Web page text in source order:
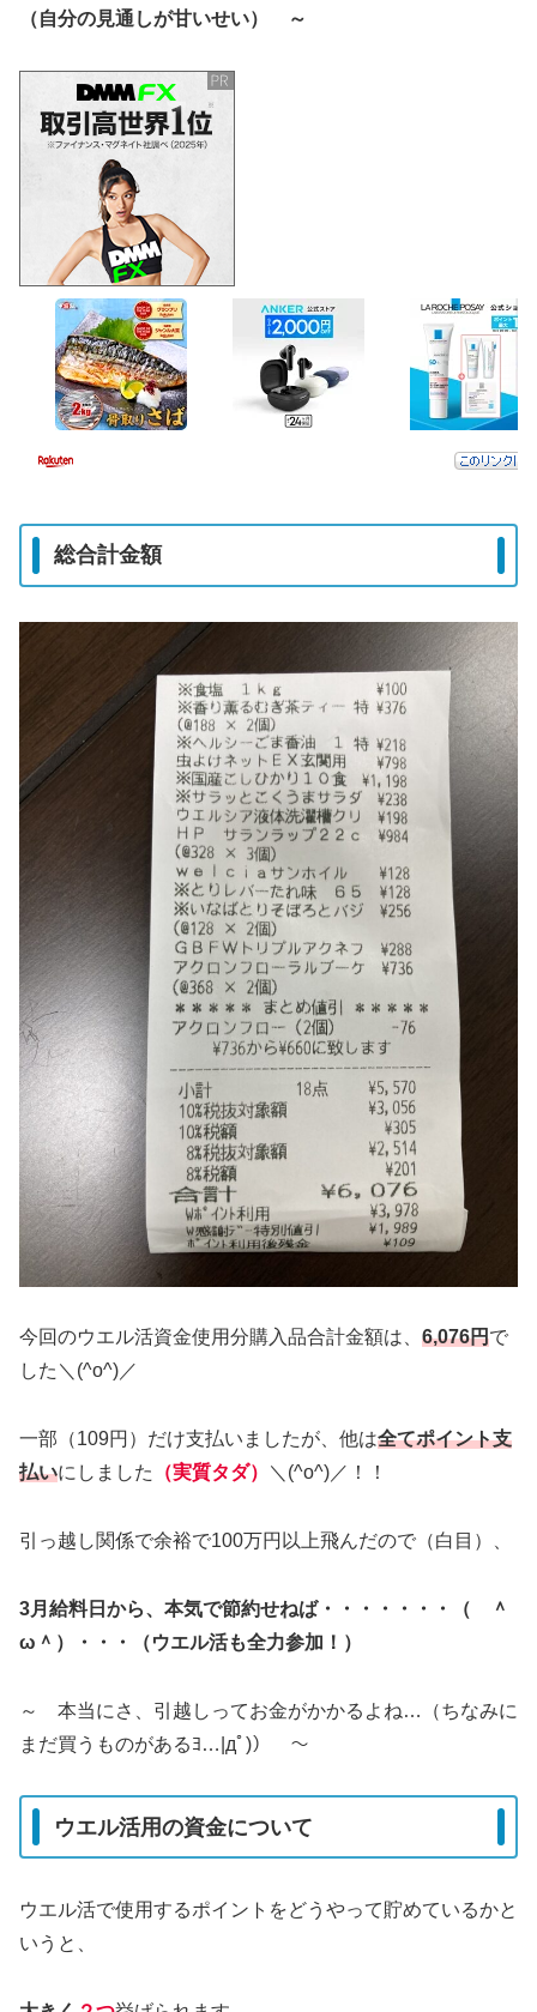
（自分の見通しが甘いせい） ～
総合計金額
今回のウエル活資金使用分購入品合計金額は、 6,076円で
した＼(^o^)／
一部（109円）だけ支払いましたが、他は全てポイント支
払いにしました （実質タダ） ＼(^o^)／！！
引っ越し関係で余裕で100万円以上飛んだので（白目）、
3月給料日から、本気で節約せねば・・・・・・・（ ＾
ω＾）・・・（ウエル活も全力参加！）
～ 本当にさ、引越しってお金がかかるよね…（ちなみに
まだ買うものがあるﾖ…|дﾟ)） ～
ウエル活用の資金について
ウエル活で使用するポイントをどうやって貯めているかと
いうと、